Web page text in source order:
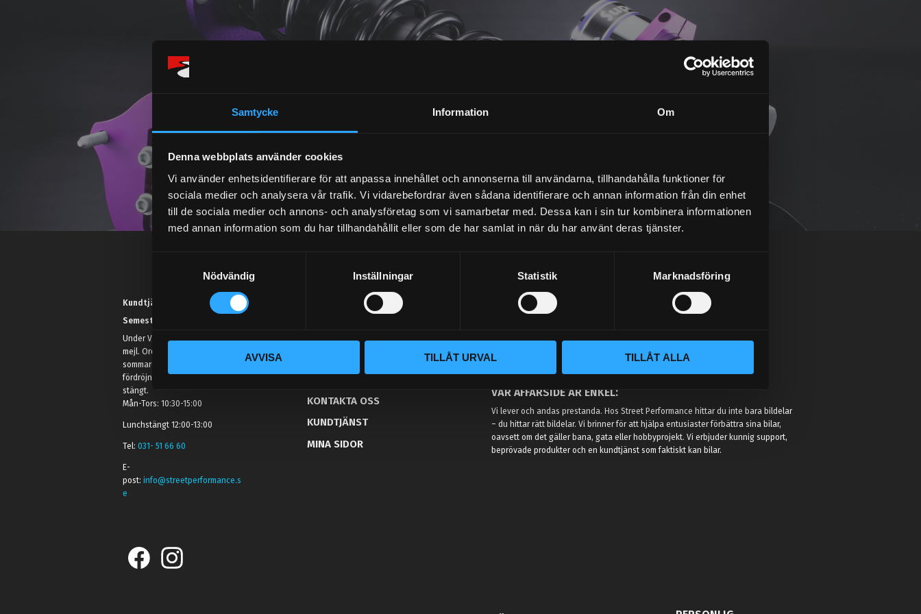
Samtycke Information Om
Denna webbplats använder cookies
Vi använder enhetsidentifierare för att anpassa innehållet och annonserna till användarna, tillhandahålla funktioner för
sociala medier och analysera vår trafik. Vi vidarebefordrar även sådana identifierare och annan information från din enhet
till de sociala medier och annons- och analysföretag som vi samarbetar med. Dessa kan i sin tur kombinera informationen
med annan information som du har tillhandahållit eller som de har samlat in när du har använt deras tjänster.
t
y
k
v
a
Nödvändig Inställningar Statistik Marknadsföring
AVVISA TILLÅT URVAL TILLÅT ALLA
Dina personuppgifter behandlas i enlighet med vårintegritetspolicy .
Kundtjänst telefon:
Semestertider.
Under V.27 - V.33 nås vi enbart på
mejl. Ordrar skickas under
sommaren men med viss
fördröjning. 2/7 -9/7 är det helt
stängt.
Mån-Tors: 10:30-15:00
Lunchstängt 12:00-13:00
Tel:031- 51 66 60
E-
post:info@streetperformance.s
e
KONTAKTA OSS
KUNDTJÄNST
MINA SIDOR
VÅR AFFÄRSIDÉ ÄR ENKEL:
Vi lever och andas prestanda. Hos Street Performance hittar du inte bara bildelar
– du hittar rätt bildelar. Vi brinner för att hjälpa entusiaster förbättra sina bilar,
oavsett om det gäller bana, gata eller hobbyprojekt. Vi erbjuder kunnig support,
beprövade produkter och en kundtjänst som faktiskt kan bilar.